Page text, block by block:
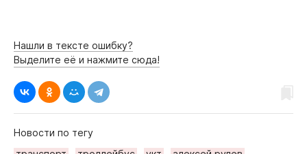
Нашли в тексте ошибку?
Выделите её и нажмите сюда!
Новости по тегу